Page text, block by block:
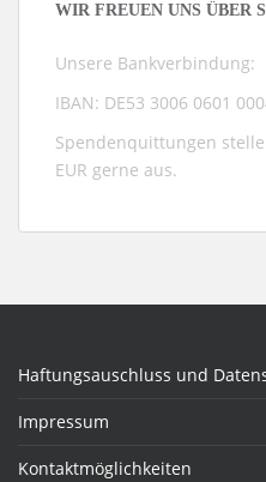
WIR FREUEN UNS ÜBER
Unsere Bankverbindung:
IBAN: DE53 3006 0601
Spendenquittungen
EUR gerne aus.
Haftungsauschluss und
Impressum
Kontaktmöglichkeiten